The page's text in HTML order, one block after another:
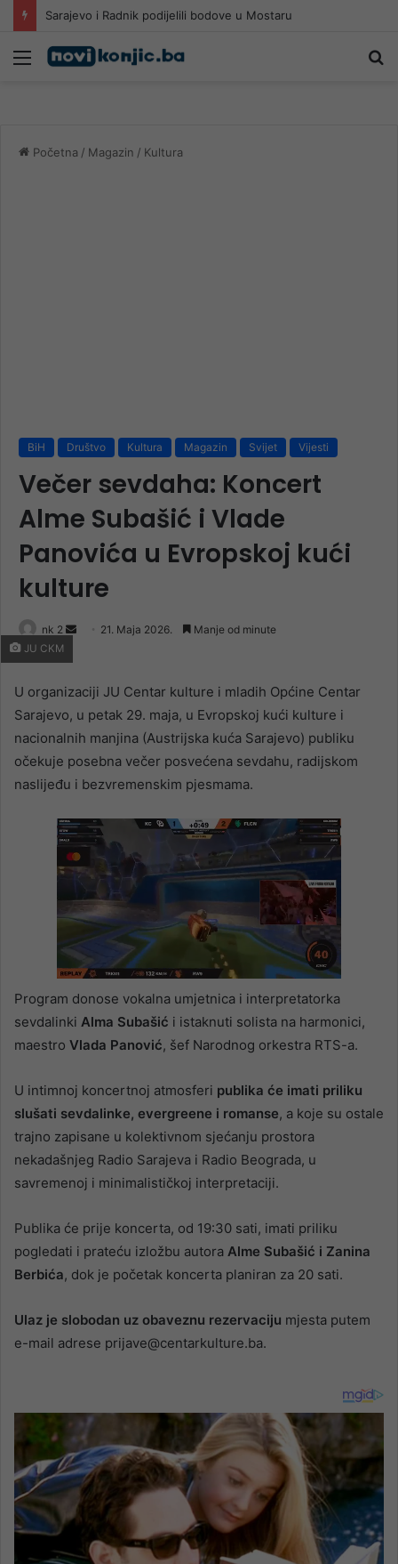
Sarajevo i Radnik podijelili bodove u Mostaru
Meni
Početna / Magazin / Kultura
BiH Društvo Kultura Magazin Svijet Vijesti
Večer sevdaha: Koncert
Alme Subašić i Vlade
Panovića u Evropskoj kući
kulture
nk 2
Send 21. Maja 2026. Manje od minute
JU CKM
U organizaciji JU Centar kulture i mladih Općine Centar
Sarajevo, u petak 29. maja, u Evropskoj kući kulture i
nacionalnih manjina (Austrijska kuća Sarajevo) publiku
očekuje posebna večer posvećena sevdahu, radijskom
naslijeđu i bezvremenskim pjesmama.
Program donose vokalna umjetnica i interpretatorka
sevdalinki Alma Subašić i istaknuti solista na harmonici,
maestro Vlada Panović, šef Narodnog orkestra RTS-a.
U intimnoj koncertnoj atmosferi publika će imati priliku
slušati sevdalinke, evergreene i romanse, a koje su ostale
trajno zapisane u kolektivnom sjećanju prostora
nekadašnjeg Radio Sarajeva i Radio Beograda, u
savremenoj i minimalističkoj interpretaciji.
Publika će prije koncerta, od 19:30 sati, imati priliku
pogledati i prateću izložbu autora Alme Subašić i Zanina
Berbića, dok je početak koncerta planiran za 20 sati.
Ulaz je slobodan uz obaveznu rezervaciju mjesta putem
e-mail adrese prijave@centarkulture.ba.